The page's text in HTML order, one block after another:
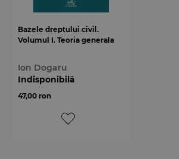
Bazele dreptului civil.
Volumul I. Teoria generala
Ion Dogaru
Indisponibilă
47,00 ron